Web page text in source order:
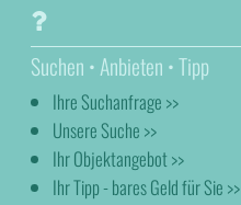
Suchen • Anbieten • Tipp
Ihre Suchanfrage >>
Unsere Suche >>
Ihr Objektangebot >>
Ihr Tipp - bares Geld für Sie >>